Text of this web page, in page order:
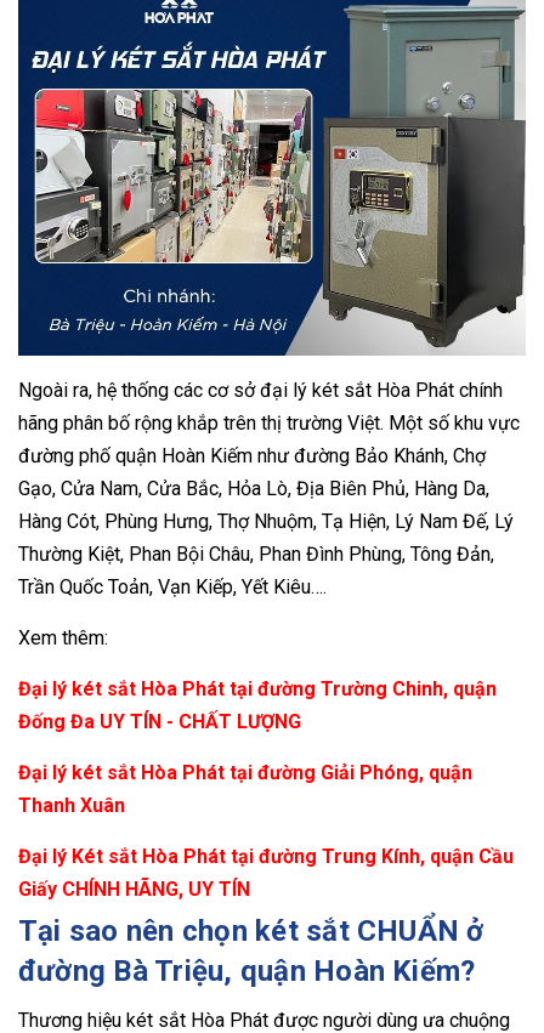
Ngoài ra, hệ thống các cơ sở đại lý két sắt Hòa Phát chính
hãng phân bố rộng khắp trên thị trường Việt. Một số khu vực
đường phố quận Hoàn Kiếm như đường Bảo Khánh, Chợ
Gạo, Cửa Nam, Cửa Bắc, Hỏa Lò, Địa Biên Phủ, Hàng Da,
Hàng Cót, Phùng Hưng, Thợ Nhuộm, Tạ Hiện, Lý Nam Đế, Lý
Thường Kiệt, Phan Bội Châu, Phan Đình Phùng, Tông Đản,
Trần Quốc Toản, Vạn Kiếp, Yết Kiêu….
Xem thêm:
Đại lý két sắt Hòa Phát tại đường Trường Chinh, quận
Đống Đa UY TÍN - CHẤT LƯỢNG
Đại lý két sắt Hòa Phát tại đường Giải Phóng, quận
Thanh Xuân
Đại lý Két sắt Hòa Phát tại đường Trung Kính, quận Cầu
Giấy CHÍNH HÃNG, UY TÍN
Tại sao nên chọn két sắt CHUẨN ở
đường Bà Triệu, quận Hoàn Kiếm?
Thương hiệu két sắt Hòa Phát được người dùng ưa chuộng